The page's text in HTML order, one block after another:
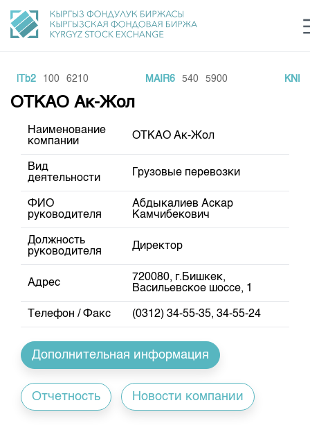
Финансовый рынок KG
О нас
Общая информация
Акционеры
Руководство
Внутренний аудитор
Комитеты
Наши партнеры
Cтратегия развития
Корпоративные документы
Контакты
Направления
Товарно-сырьевой сектор
Листинг
Центр раскрытия информации
Тарифы
Финансовый рынок KG
Пресс-клуб
25 лет ЗАО КФБ
Нормативная база
Биржевая деятельность
Депозитарная деятельность
Центр раскрытия информации
Статистика торгов
Итоги последних торгов
Индекс и Капитализация
Котировки по ЦБ
Котировки по драг. металлам
Расписание аукционов по ГЦБ
Результаты аукционов ГЦБ
Учебный центр
Общая информация
План работы на год
100 6210 MAIR6 540 5900
ОТКАО Ак-Жол
Наименование
компании
ОТКАО Ак-Жол
Вид
деятельности
Грузовые перевозки
ФИО
руководителя
Абдыкалиев Аскар
Камчибекович
Должность
руководителя
Директор
Адрес
720080, г.Бишкек,
Васильевское шоссе, 1
Телефон / Факс (0312) 34-55-35, 34-55-24
Дополнительная информация
Отчетность Новости компании